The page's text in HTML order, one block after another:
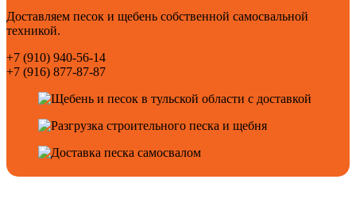
Доставляем песок и щебень собственной самосвальной
техникой.
+7 (910) 940-56-14
+7 (916) 877-87-87